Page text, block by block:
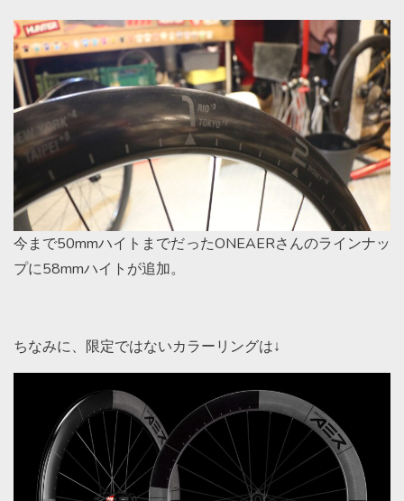
今まで50mmハイトまでだったONEAERさんのラインナッ
プに58mmハイトが追加。
ちなみに、限定ではないカラーリングは↓